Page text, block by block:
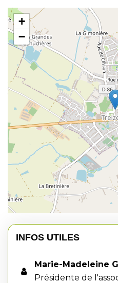
+
−
INFOS UTILES
Marie-Madeleine
Présidente de